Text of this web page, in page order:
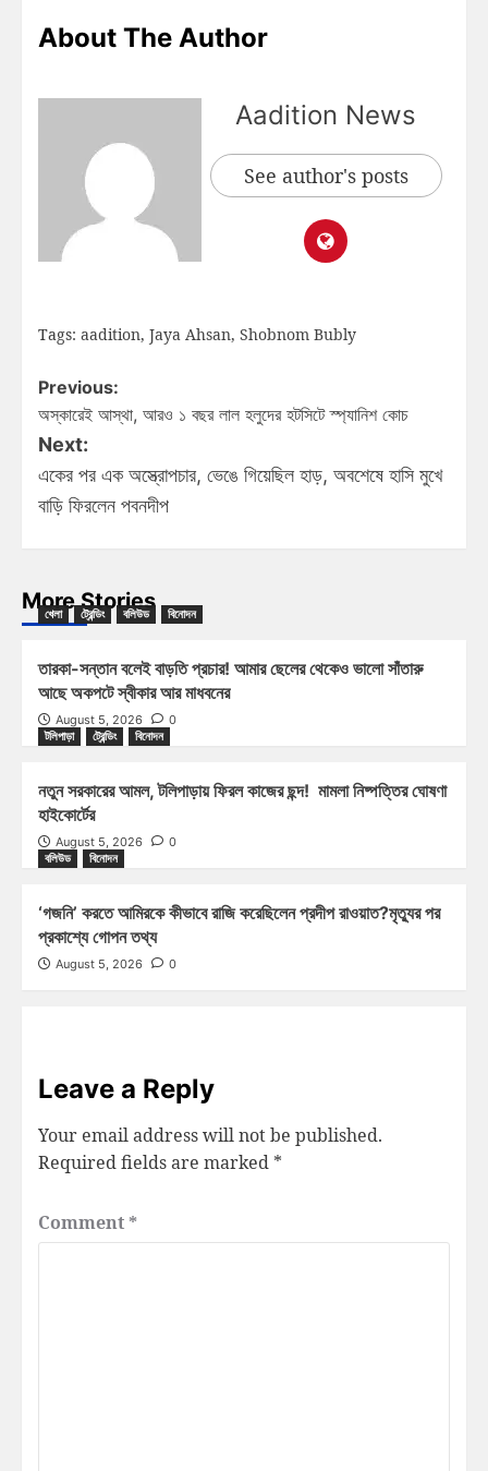
About The Author
Aadition News
See author's posts
Tags: aadition, Jaya Ahsan, Shobnom Bubly
Previous:
অস্কারেই আস্থা, আরও ১ বছর লাল হলুদের হটসিটে স্প্যানিশ কোচ
Next:
একের পর এক অস্ত্রোপচার, ভেঙে গিয়েছিল হাড়, অবশেষে হাসি মুখে
বাড়ি ফিরলেন পবনদীপ
More Stories
খেলা ট্রেন্ডিং বলিউড বিনোদন
তারকা-সন্তান বলেই বাড়তি প্রচার! আমার ছেলের থেকেও ভালো সাঁতারু
আছে অকপটে স্বীকার আর মাধবনের
August 5, 2026
0
টলিপাড়া
ট্রেন্ডিং বিনোদন
নতুন সরকারের আমল, টলিপাড়ায় ফিরল কাজের ছন্দ! মামলা নিষ্পত্তির ঘোষণা
হাইকোর্টের
August 5, 2026
0
বলিউড
বিনোদন
‘গজনি’ করতে আমিরকে কীভাবে রাজি করেছিলেন প্রদীপ রাওয়াত?মৃত্যুর পর
প্রকাশ্যে গোপন তথ্য
August 5, 2026 0
Leave a Reply
Your email address will not be published.
Required fields are marked *
Comment *